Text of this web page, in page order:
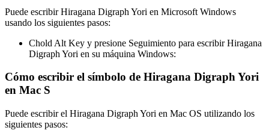
Puede escribir Hiragana Digraph Yori en Microsoft Windows
usando los siguientes pasos:
Chold Alt Key y presione Seguimiento para escribir Hiragana
Digraph Yori en su máquina Windows:
Cómo escribir el símbolo de Hiragana Digraph Yori
en Mac S
Puede escribir el Hiragana Digraph Yori en Mac OS utilizando los
siguientes pasos: